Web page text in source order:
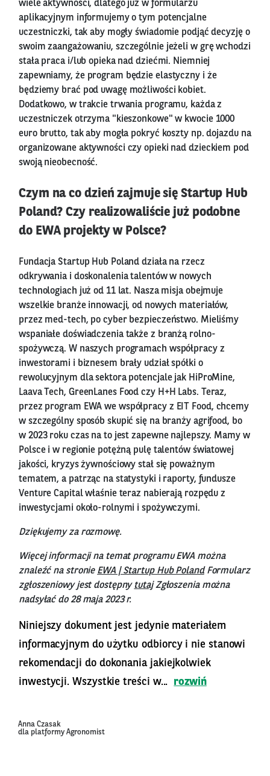
wiele aktywności, dlatego już w formularzu
aplikacyjnym informujemy o tym potencjalne
uczestniczki, tak aby mogły świadomie podjąć decyzję o
swoim zaangażowaniu, szczególnie jeżeli w grę wchodzi
stała praca i/lub opieka nad dziećmi. Niemniej
zapewniamy, że program będzie elastyczny i że
będziemy brać pod uwagę możliwości kobiet.
Dodatkowo, w trakcie trwania programu, każda z
uczestniczek otrzyma "kieszonkowe" w kwocie 1000
euro brutto, tak aby mogła pokryć koszty np. dojazdu na
organizowane aktywności czy opieki nad dzieckiem pod
swoją nieobecność.
Czym na co dzień zajmuje się Startup Hub
Poland? Czy realizowaliście już podobne
do EWA projekty w Polsce?
Fundacja Startup Hub Poland działa na rzecz
odkrywania i doskonalenia talentów w nowych
technologiach już od 11 lat. Nasza misja obejmuje
wszelkie branże innowacji, od nowych materiałów,
przez med-tech, po cyber bezpieczeństwo. Mieliśmy
wspaniałe doświadczenia także z branżą rolno-
spożywczą. W naszych programach współpracy z
inwestorami i biznesem brały udział spółki o
rewolucyjnym dla sektora potencjale jak HiProMine,
Laava Tech, GreenLanes Food czy H+H Labs. Teraz,
przez program EWA we współpracy z EIT Food, chcemy
w szczególny sposób skupić się na branży agrifood, bo
w 2023 roku czas na to jest zapewne najlepszy. Mamy w
Polsce i w regionie potężną pulę talentów światowej
jakości, kryzys żywnościowy stał się poważnym
tematem, a patrząc na statystyki i raporty, fundusze
Venture Capital właśnie teraz nabierają rozpędu z
inwestycjami około-rolnymi i spożywczymi.
Dziękujemy za rozmowę.
Więcej informacji na temat programu EWA można
znaleźć na stronie EWA | Startup Hub PolandFormularz
zgłoszeniowy jest dostępnytutajZgłoszenia można
nadsyłać do 28 maja 2023 r.
Niniejszy dokument jest jedynie materiałem
informacyjnym do użytku odbiorcy i nie stanowi
rekomendacji do dokonania jakiejkolwiek
inwestycji. Wszystkie treści w...
rozwiń
Anna Czasak
dla platformy Agronomist